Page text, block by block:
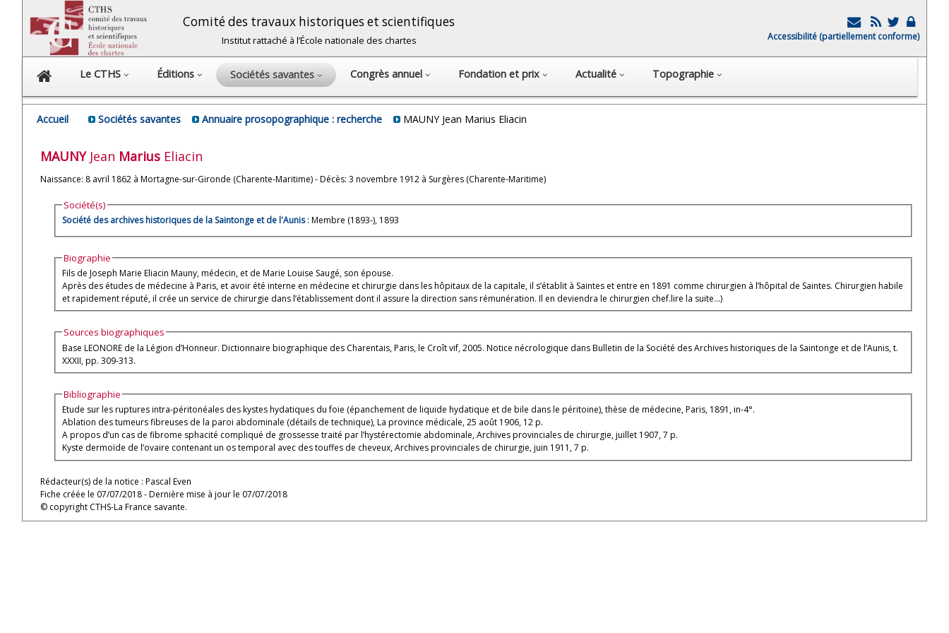
Comité des travaux historiques et scientifiques
Institut rattaché à l’École nationale des chartes Accessibilité (partiellement conforme)
Le CTHS Éditions Sociétés savantes Congrès annuel Fondation et prix Actualité Topographie
Accueil Sociétés savantes Annuaire prosopographique : recherche MAUNY Jean Marius Eliacin
MAUNY Jean Marius Eliacin
Naissance: 8 avril 1862 à Mortagne-sur-Gironde (Charente-Maritime) - Décès: 3 novembre 1912 à Surgères (Charente-Maritime)
Société(s)
Société des archives historiques de la Saintonge et de l'Aunis: Membre (1893-), 1893
Biographie
Fils de Joseph Marie Eliacin Mauny, médecin, et de Marie Louise Saugé, son épouse.
Après des études de médecine à Paris, et avoir été interne en médecine et chirurgie dans les hôpitaux de la capitale, il s’établit à Saintes et entre en 1891 comme chirurgien à l’hôpital de Saintes. Chirurgien habile
et rapidement réputé, il crée un service de chirurgie dans l’établissement dont il assure la direction sans rémunération. Il en deviendra le chirurgien chef.lire la suite...)
Sources biographiques
Base LEONORE de la Légion d’Honneur. Dictionnaire biographique des Charentais, Paris, le Croît vif, 2005. Notice nécrologique dans Bulletin de la Société des Archives historiques de la Saintonge et de l’Aunis, t.
XXXII, pp. 309-313.
Bibliographie
Etude sur les ruptures intra-péritonéales des kystes hydatiques du foie (épanchement de liquide hydatique et de bile dans le péritoine), thèse de médecine, Paris, 1891, in-4°.
Ablation des tumeurs fibreuses de la paroi abdominale (détails de technique), La province médicale, 25 août 1906, 12 p.
A propos d’un cas de fibrome sphacité compliqué de grossesse traité par l’hystérectomie abdominale, Archives provinciales de chirurgie, juillet 1907, 7 p.
Kyste dermoïde de l’ovaire contenant un os temporal avec des touffes de cheveux, Archives provinciales de chirurgie, juin 1911, 7 p.
Rédacteur(s) de la notice : Pascal Even
Fiche créée le 07/07/2018 - Dernière mise à jour le 07/07/2018
© copyright CTHS-La France savante.